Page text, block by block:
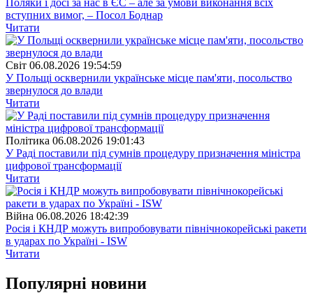
вступних вимог, – Посол Боднар
Читати
Свiт 06.08.2026 19:54:59
У Польщі осквернили українське місце пам'яти, посольство
звернулося до влади
Читати
Полiтика 06.08.2026 19:01:43
У Раді поставили під сумнів процедуру призначення міністра
цифрової трансформації
Читати
Війна 06.08.2026 18:42:39
Росія і КНДР можуть випробовувати північнокорейські ракети
в ударах по Україні - ISW
Читати
Популярнi новини